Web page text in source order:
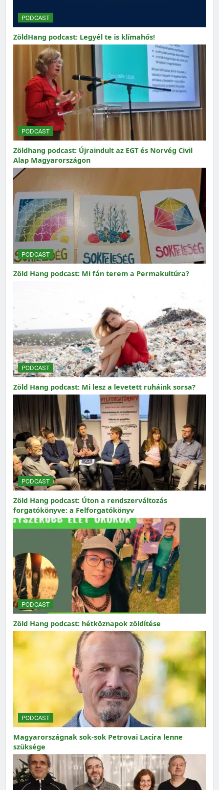
PODCAST
ZöldHang podcast: Legyél te is klímahős!
PODCAST
Zöldhang podcast: Újraindult az EGT és Norvég Civil
Alap Magyarországon
PODCAST
Zöld Hang podcast: Mi fán terem a Permakultúra?
PODCAST
Zöld Hang podcast: Mi lesz a levetett ruháink sorsa?
PODCAST
Zöld Hang podcast: Úton a rendszerváltozás
forgatókönyve: a Felforgatókönyv
PODCAST
Zöld Hang podcast: hétköznapok zöldítése
PODCAST
Magyarországnak sok-sok Petrovai Lacira lenne
szüksége